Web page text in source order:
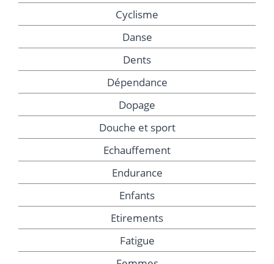
Cyclisme
Danse
Dents
Dépendance
Dopage
Douche et sport
Echauffement
Endurance
Enfants
Etirements
Fatigue